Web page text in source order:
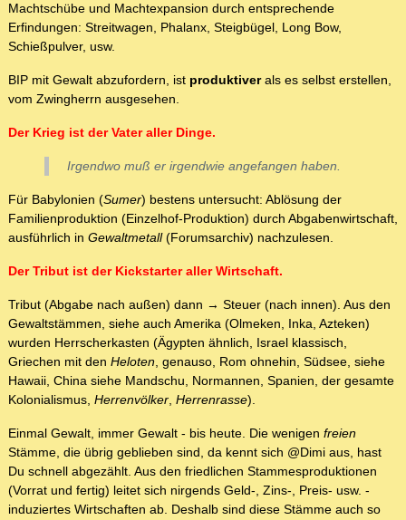
Machtschübe und Machtexpansion durch entsprechende
Erfindungen: Streitwagen, Phalanx, Steigbügel, Long Bow,
Schießpulver, usw.
BIP mit Gewalt abzufordern, ist produktiverals es selbst erstellen,
vom Zwingherrn ausgesehen.
Der Krieg ist der Vater aller Dinge.
Irgendwo muß er irgendwie angefangen haben.
Für Babylonien (Sumer) bestens untersucht: Ablösung der
Familienproduktion (Einzelhof-Produktion) durch Abgabenwirtschaft,
ausführlich in Gewaltmetall(Forumsarchiv) nachzulesen.
Der Tribut ist der Kickstarter aller Wirtschaft.
Tribut (Abgabe nach außen) dann → Steuer (nach innen). Aus den
Gewaltstämmen, siehe auch Amerika (Olmeken, Inka, Azteken)
wurden Herrscherkasten (Ägypten ähnlich, Israel klassisch,
Griechen mit den Heloten, genauso, Rom ohnehin, Südsee, siehe
Hawaii, China siehe Mandschu, Normannen, Spanien, der gesamte
Kolonialismus, Herrenvölker, Herrenrasse).
Einmal Gewalt, immer Gewalt - bis heute. Die wenigen freien
Stämme, die übrig geblieben sind, da kennt sich @Dimi aus, hast
Du schnell abgezählt. Aus den friedlichen Stammesproduktionen
(Vorrat und fertig) leitet sich nirgends Geld-, Zins-, Preis- usw. -
induziertes Wirtschaften ab. Deshalb sind diese Stämme auch so